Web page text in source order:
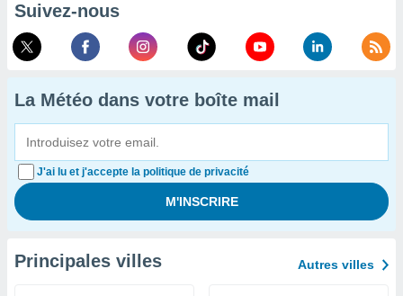
Suivez-nous
La Météo dans votre boîte mail
J'ai lu et j'accepte la politique de privacité
Principales villes Autres villes